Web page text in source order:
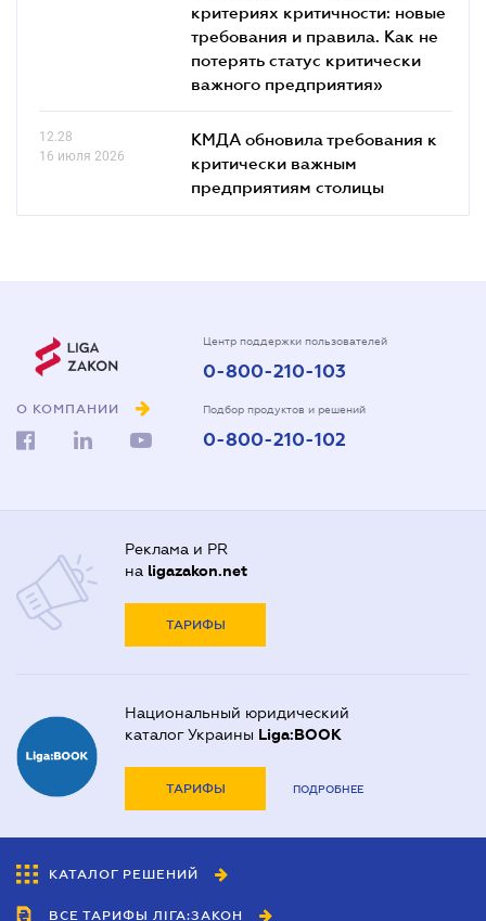
критериях критичности: новые
требования и правила. Как не
потерять статус критически
важного предприятия»
12.28
16 июля 2026
КМДА обновила требования к
критически важным
предприятиям столицы
О КОМПАНИИ
Центр поддержки пользователей
0-800-210-103
Подбор продуктов и решений
0-800-210-102
Реклама и PR
на ligazakon.net
ТАРИФЫ
Национальный юридический
каталог Украины Liga:BOOK
ТАРИФЫ ПОДРОБНЕЕ
КАТАЛОГ РЕШЕНИЙ
ВСЕ ТАРИФЫ ЛІГА:ЗАКОН